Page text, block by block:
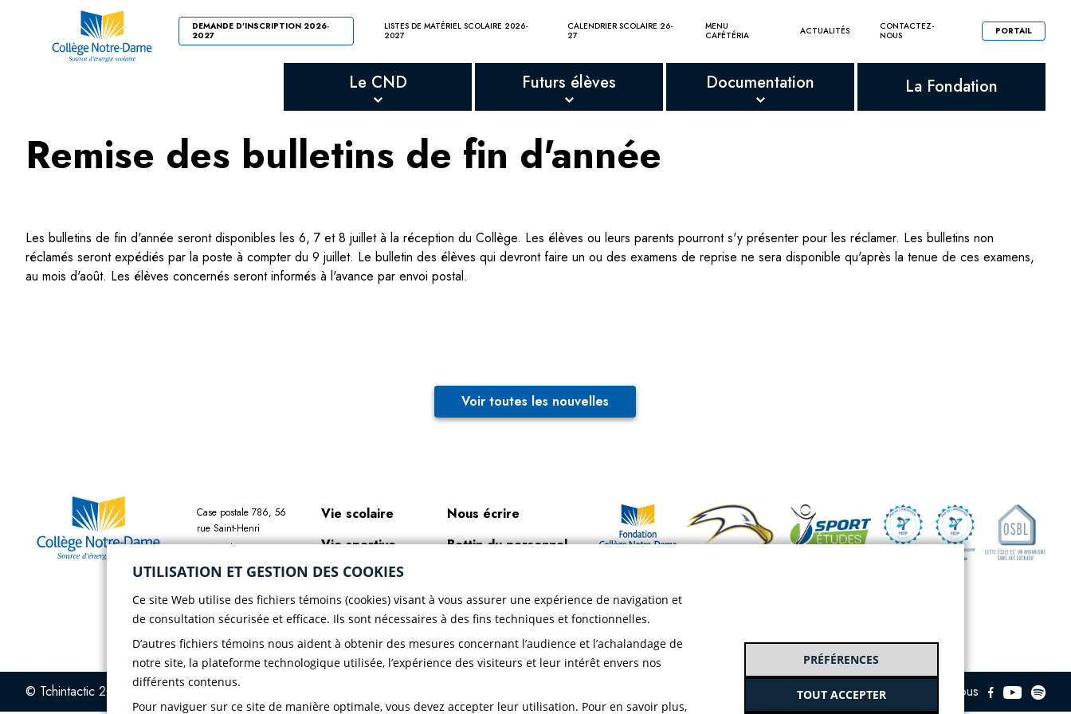
DEMANDE D'INSCRIPTION 2026-
2027
LISTES DE MATÉRIEL SCOLAIRE 2026-
2027
CALENDRIER SCOLAIRE 26-
27
MENU
CAFÉTÉRIA
ACTUALITÉS
CONTACTEZ-
NOUS
PORTAIL
Le CND Futurs élèves Documentation La Fondation
Remise des bulletins de fin d'année
Les bulletins de fin d'année seront disponibles les 6, 7 et 8 juillet à la réception du Collège. Les élèves ou leurs parents pourront s'y présenter pour les réclamer. Les bulletins non
réclamés seront expédiés par la poste à compter du 9 juillet. Le bulletin des élèves qui devront faire un ou des examens de reprise ne sera disponible qu'après la tenue de ces examens,
au mois d'août. Les élèves concernés seront informés à l'avance par envoi postal.
Voir toutes les nouvelles
Case postale 786, 56
rue Saint-Henri
Rivière-du-Loup
(Québec) G5R 3Z5
8257
Télécopieur :418 862-
8495
Vie scolaire
Nous écrire
Vie sportive
Bottin du personnel
Choisir le CND
Politique de
confidentialité CND
© Tchintactic 2026 Suivez-nous
UTILISATION ET GESTION DES COOKIES
Ce site Web utilise des fichiers témoins (cookies) visant à vous assurer une expérience de navigation et
de consultation sécurisée et efficace. Ils sont nécessaires à des fins techniques et fonctionnelles.
D’autres fichiers témoins nous aident à obtenir des mesures concernant l’audience et l’achalandage de
notre site, la plateforme technologique utilisée, l’expérience des visiteurs et leur intérêt envers nos
différents contenus.
Pour naviguer sur ce site de manière optimale, vous devez accepter leur utilisation. Pour en savoir plus,
PRÉFÉRENCES
TOUT ACCEPTER